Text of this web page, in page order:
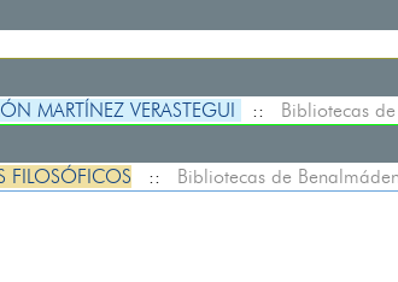
MARTÍNEZ VERASTEGUI
:: Bibliotecas
FILOSÓFICOS :: Bibliotecas de